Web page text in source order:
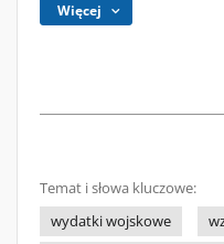
Więcej
Temat i słowa kluczowe:
wydatki wojskowe